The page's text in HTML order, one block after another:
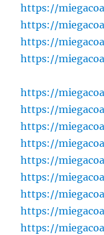
https://
https://
https://
https://
https://
https://
https://
https://
https://
https://
https://
https://
https://